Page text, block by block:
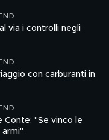
via i controlli negli
con carburanti in
Conte: "Se vinco le
armi"